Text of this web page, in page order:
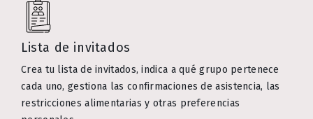
Lista de invitados
Crea tu lista de invitados, indica a qué grupo pertenece
cada uno, gestiona las confirmaciones de asistencia, las
restricciones alimentarias y otras preferencias